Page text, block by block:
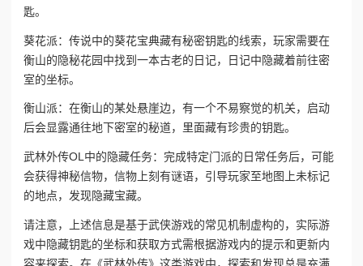
匙。
葵花派：传说中的葵花宝典藏有秘密钥匙的线索，玩家需要在
衡山的隐秘花园中找到一本古老的日记，日记中隐藏着前往密
室的坐标。
衡山派：在衡山的某处悬崖边，有一个不易察觉的机关，启动
后会显露通往地下密室的秘道，里面藏有珍贵的钥匙。
武林外传OL中的隐藏任务：完成特定门派的日常任务后，可能
会获得神秘信物，信物上刻有谜语，引导玩家至地图上未标记
的地点，发现隐藏宝藏。
请注意，上述信息是基于武侠游戏的常见机制虚构的，实际游
戏中隐藏钥匙的坐标和获取方式需根据游戏内的提示和更新内
容来探索。在《武林外传》这类游戏中，探索和发现总是充满